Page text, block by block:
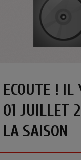
ECOUTE !
01 JUILLET
LA SAISON